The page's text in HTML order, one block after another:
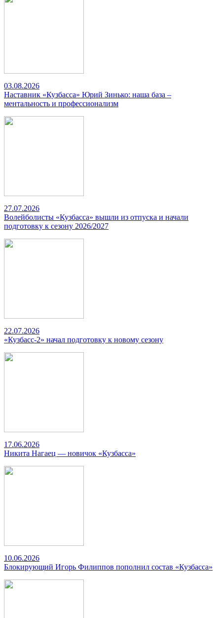
03.08.2026
Наставник «Кузбасса» Юрий Зинько: наша база –
ментальность и профессионализм
27.07.2026
Волейболисты «Кузбасса» вышли из отпуска и начали
подготовку к сезону 2026/2027
22.07.2026
«Кузбасс-2» начал подготовку к новому сезону
17.06.2026
Никита Нагаец — новичок «Кузбасса»
10.06.2026
Блокирующий Игорь Филиппов пополнил состав «Кузбасса»